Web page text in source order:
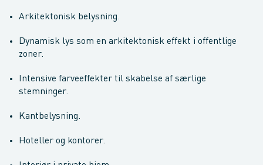
Arkitektonisk belysning.
Dynamisk lys som en arkitektonisk effekt i offentlige
zoner.
Intensive farveeffekter til skabelse af særlige
stemninger.
Kantbelysning.
Hoteller og kontorer.